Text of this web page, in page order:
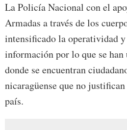
La Policía Nacional con el
Armadas a través de los
intensificado la operatividad y
información por lo que se
donde se encuentran
nicaragüense que no
país.